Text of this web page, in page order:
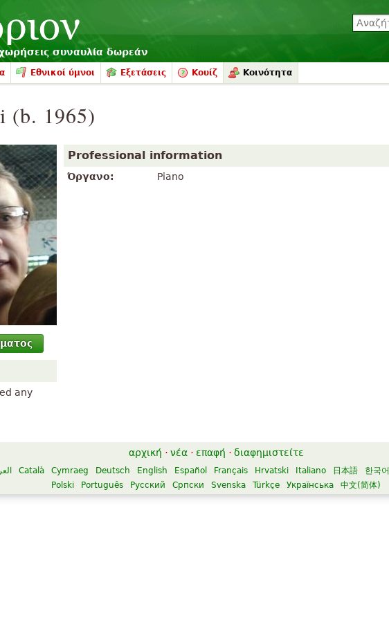
συναυλία δωρεάν
Εθνικοί ύμνοι Εξετάσεις Κουίζ Κοινότητα
(b. 1965)
any
Professional information
Όργανο: Piano
αρχική · νέα · επαφή · διαφημιστείτε
Català Cymraeg Deutsch English Español Français Hrvatski Italiano 日本語 한국어
Polski
Português Русский Српски Svenska Türkçe Українська 中文(简体)